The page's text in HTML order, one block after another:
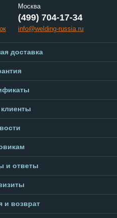
Москва
(499) 704-17-34
info@welding-russia.ru
доставка
и ответы
и возврат